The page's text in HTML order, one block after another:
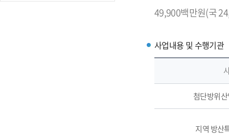
49,900백만원(국
사업내용 및 수행기관
첨단방위
지역 방산